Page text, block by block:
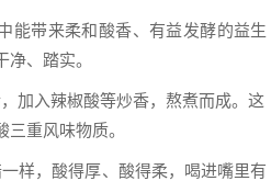
能带来柔和酸香、有益发酵的益生
、踏实。
加入辣椒酸等炒香，熬煮而成。这
重风味物质。
样，酸得厚、酸得柔，喝进嘴里有